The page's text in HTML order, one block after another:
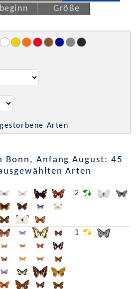
Größe
Arten
Bonn, Anfang August: 45
Arten
2
1